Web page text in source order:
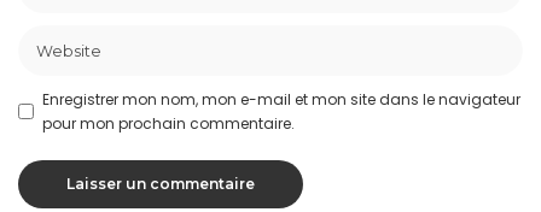
Enregistrer mon nom, mon e-mail et mon site dans le navigateur
pour mon prochain commentaire.